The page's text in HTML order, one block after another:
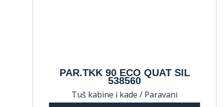
PAR.TKK 90 ECO QUAT SIL
538560
Tuš kabine i kade / Paravani